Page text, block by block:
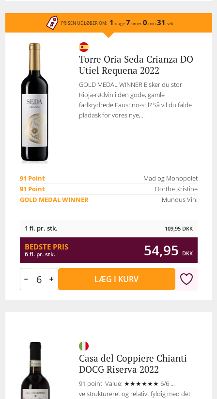
PRISEN UDLØBER OM: 1 dage7 timer0 min 31 sek
Torre Oria Seda Crianza DO
Utiel Requena 2022
GOLD MEDAL WINNER Elsker du stor
Rioja-rødvin i den gode, gamle
fadkrydrede Faustino-stil? Så vil du falde
pladask for vores nye,...
91 Point
Mad og Monopolet
91 Point
Dorthe Kristine
GOLD MEDAL WINNER
Mundus Vini
1 fl. pr. stk. 109,95 DKK
BEDSTE PRIS
6 fl. pr. stk. 54,95 DKK
LÆG I KURV
Casa del Coppiere Chianti
DOCG Riserva 2022
91 point. Value: ★★★★★★ 6/6 ...
velstruktureret og relativt fyldig med det